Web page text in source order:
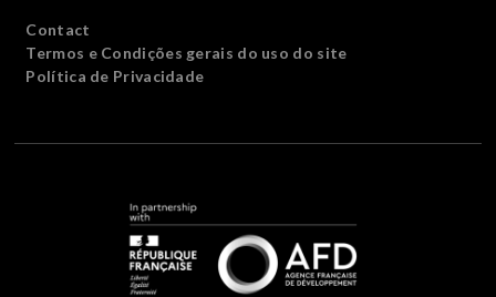
Contact
Termos e Condições gerais do uso do site
Política de Privacidade